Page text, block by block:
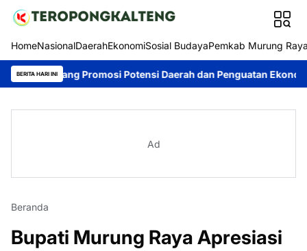
HomeNasionalDaerahEkonomiSosial BudayaPemkab Murung
BERITA HARI INI
Promosi Potensi Daerah dan Penguatan Ekonomi Lokal
Ad
Beranda
Bupati Murung Raya Apresiasi